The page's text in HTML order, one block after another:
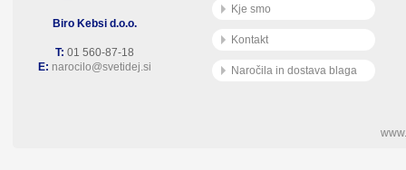
Biro Kebsi d.o.o.
T: 01 560-87-18
E: narocilo@svetidej.si
Kje smo
Kontakt
Naročila in dostava blaga